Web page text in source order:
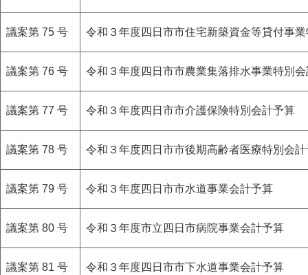
議案第 75 号 令和３年度四日市市住宅新築資金等貸付事
議案第 76 号 令和３年度四日市市農業集落排水事業特別
議案第 77 号 令和３年度四日市市介護保険特別会計予算
議案第 78 号 令和３年度四日市市後期高齢者医療特別会
議案第 79 号 令和３年度四日市市水道事業会計予算
議案第 80 号 令和３年度市立四日市病院事業会計予算
議案第 81 号 令和３年度四日市市下水道事業会計予算